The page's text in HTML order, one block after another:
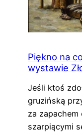
Piękno na
wystawie
Jeśli ktoś
gruzińską
za
szarpiącymi